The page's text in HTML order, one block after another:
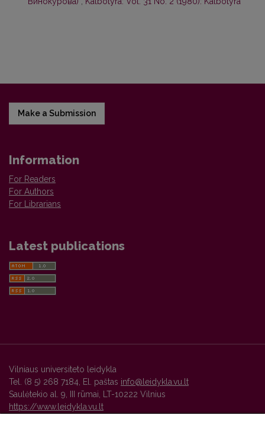
Make a Submission
Information
For Readers
For Authors
For Librarians
Latest publications
Vilniaus universiteto leidykla
Tel. (8 5) 268 7184, El. paštas info@leidykla.vu.lt
Saulėtekio al. 9, III rūmai, LT-10222 Vilnius
https://www.leidykla.vu.lt